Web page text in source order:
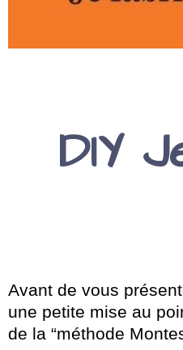
DIY
Avant de vous
une petite mise au
de la “méthode